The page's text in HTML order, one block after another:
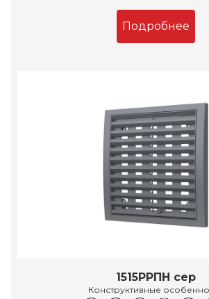
Подробнее
1515РРПН сер
Конструктивные